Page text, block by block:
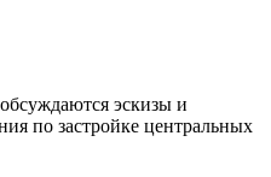
эскизы и
по застройке центральных